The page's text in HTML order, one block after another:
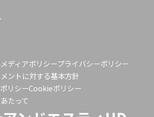
ディアポリシープライバシーポリシー
ントに対する基本方針
リシーCookieポリシー
たって